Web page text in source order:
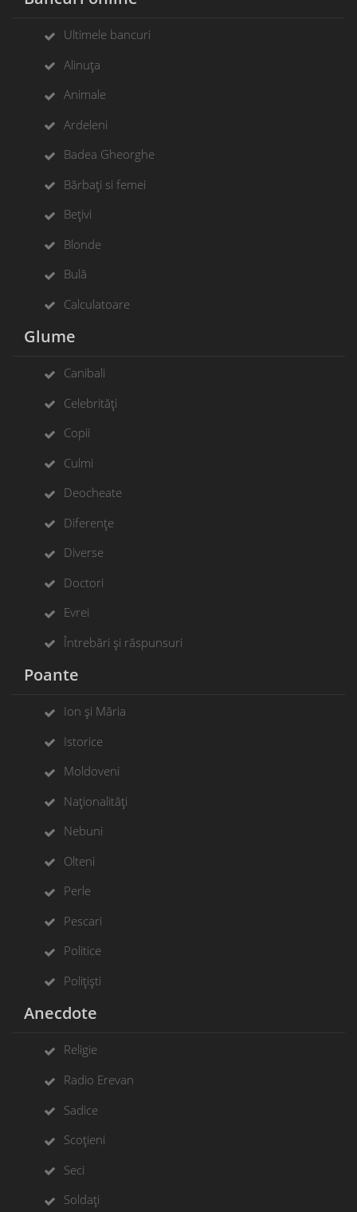
Ultimele bancuri
Alinuța
Animale
Ardeleni
Badea Gheorghe
Bărbați si femei
Bețivi
Blonde
Bulă
Calculatoare
Glume
Canibali
Celebrități
Copii
Culmi
Deocheate
Diferențe
Diverse
Doctori
Evrei
Întrebări și răspunsuri
Poante
Ion și Măria
Istorice
Moldoveni
Naționalități
Nebuni
Olteni
Perle
Pescari
Politice
Polițiști
Anecdote
Religie
Radio Erevan
Sadice
Scoțieni
Seci
Soldați